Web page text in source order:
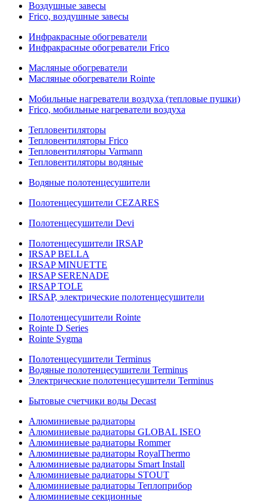
Воздушные завесы
Frico, воздушные завесы
Инфракрасные обогреватели
Инфракрасные обогреватели Frico
Масляные обогреватели
Масляные обогреватели Rointe
Мобильные нагреватели воздуха (тепловые пушки)
Frico, мобильные нагреватели воздуха
Тепловентиляторы
Тепловентиляторы Frico
Тепловентиляторы Varmann
Тепловентиляторы водяные
Водяные полотенцесушители
Полотенцесушители CEZARES
Полотенцесушители Devi
Полотенцесушители IRSAP
IRSAP BELLA
IRSAP MINUETTE
IRSAP SERENADE
IRSAP TOLE
IRSAP, электрические полотенцесушители
Полотенцесушители Rointe
Rointe D Series
Rointe Sygma
Полотенцесушители Terminus
Водяные полотенцесушители Terminus
Электрические полотенцесушители Terminus
Бытовые счетчики воды Decast
Алюминиевые радиаторы
Алюминиевые радиаторы GLOBAL ISEO
Алюминиевые радиаторы Rommer
Алюминиевые радиаторы RoyalThermo
Алюминиевые радиаторы Smart Install
Алюминиевые радиаторы STOUT
Алюминиевые радиаторы Теплоприбор
Алюминиевые секционные